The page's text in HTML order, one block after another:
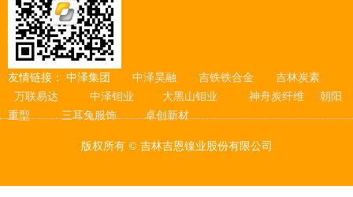
版权所有 © 吉林吉恩镍业股份有限公司
友情链接： 中泽集团 中泽昊融 吉铁铁合金
吉林炭素
万联易达
中泽钼业 大黑山钼业 神舟炭纤维
朝阳
重型
三耳兔服饰 卓创新材